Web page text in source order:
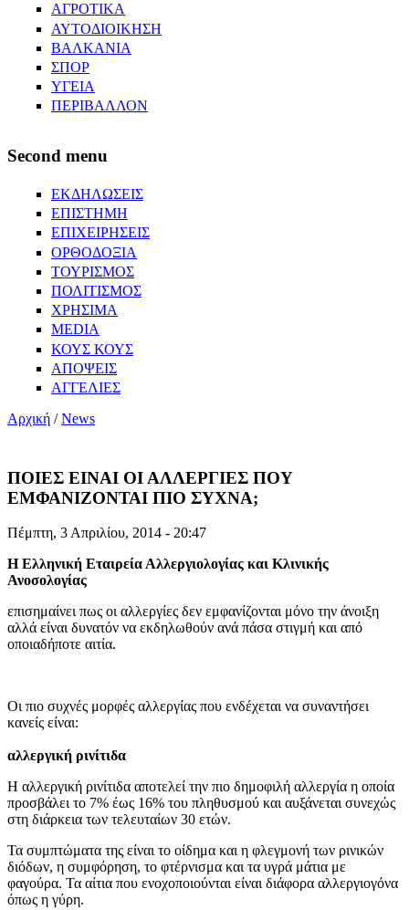
ΑΓΡΟΤΙΚΑ
ΑΥΤΟΔΙΟΙΚΗΣΗ
ΒΑΛΚΑΝΙΑ
ΣΠΟΡ
ΥΓΕΙΑ
ΠΕΡΙΒΑΛΛΟΝ
Second menu
ΕΚΔΗΛΩΣΕΙΣ
ΕΠΙΣΤΗΜΗ
ΕΠΙΧΕΙΡΗΣΕΙΣ
ΟΡΘΟΔΟΞΙΑ
ΤΟΥΡΙΣΜΟΣ
ΠΟΛΙΤΙΣΜΟΣ
ΧΡΗΣΙΜΑ
MEDIA
ΚΟΥΣ ΚΟΥΣ
ΑΠΟΨΕΙΣ
ΑΓΓΕΛΙΕΣ
Αρχική /News
ΠΟΙΕΣ ΕΙΝΑΙ ΟΙ ΑΛΛΕΡΓΙΕΣ ΠΟΥ
ΕΜΦΑΝΙΖΟΝΤΑΙ ΠΙΟ ΣΥΧΝΑ;
Πέμπτη, 3 Απριλίου, 2014 - 20:47
Η Ελληνική Εταιρεία Αλλεργιολογίας και Κλινικής
Ανοσολογίας
επισημαίνει πως οι αλλεργίες δεν εμφανίζονται μόνο την άνοιξη
αλλά είναι δυνατόν να εκδηλωθούν ανά πάσα στιγμή και από
οποιαδήποτε αιτία.
Οι πιο συχνές μορφές αλλεργίας που ενδέχεται να συναντήσει
κανείς είναι:
αλλεργική ρινίτιδα
Η αλλεργική ρινίτιδα αποτελεί την πιο δημοφιλή αλλεργία η οποία
προσβάλει το 7% έως 16% του πληθυσμού και αυξάνεται συνεχώς
στη διάρκεια των τελευταίων 30 ετών.
Τα συμπτώματα της είναι το οίδημα και η φλεγμονή των ρινικών
διόδων, η συμφόρηση, το φτέρνισμα και τα υγρά μάτια με
φαγούρα. Τα αίτια που ενοχοποιούνται είναι διάφορα αλλεργιογόνα
όπως η γύρη.